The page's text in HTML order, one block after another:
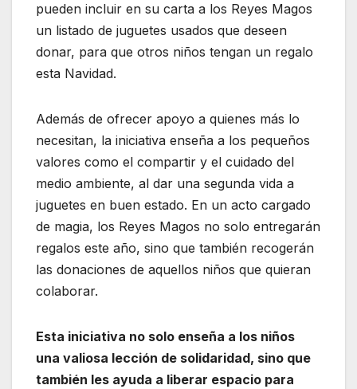
pueden incluir en su carta a los Reyes Magos
un listado de juguetes usados que deseen
donar, para que otros niños tengan un regalo
esta Navidad.
Además de ofrecer apoyo a quienes más lo
necesitan, la iniciativa enseña a los pequeños
valores como el compartir y el cuidado del
medio ambiente, al dar una segunda vida a
juguetes en buen estado. En un acto cargado
de magia, los Reyes Magos no solo entregarán
regalos este año, sino que también recogerán
las donaciones de aquellos niños que quieran
colaborar.
Esta iniciativa no solo enseña a los niños
una valiosa lección de solidaridad, sino que
también les ayuda a liberar espacio para